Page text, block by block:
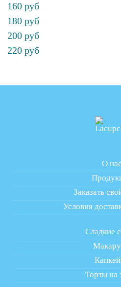
160 руб
180 руб
200 руб
220 руб
О нас
Заказать
Условия
Сладкие
Торты на